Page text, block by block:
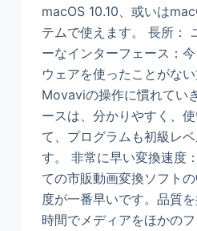
macOS 10.10、或いは
テムで使えます。 長所：
ーなインターフェース：
ウェアを使ったことがな
Movaviの操作に慣れてい
ースは、分かりやすく、
て、プログラムも初級レ
す。 非常に早い変換速度
ての市販動画変換ソフト
度が一番早いです。品質
時間でメディアをほかの